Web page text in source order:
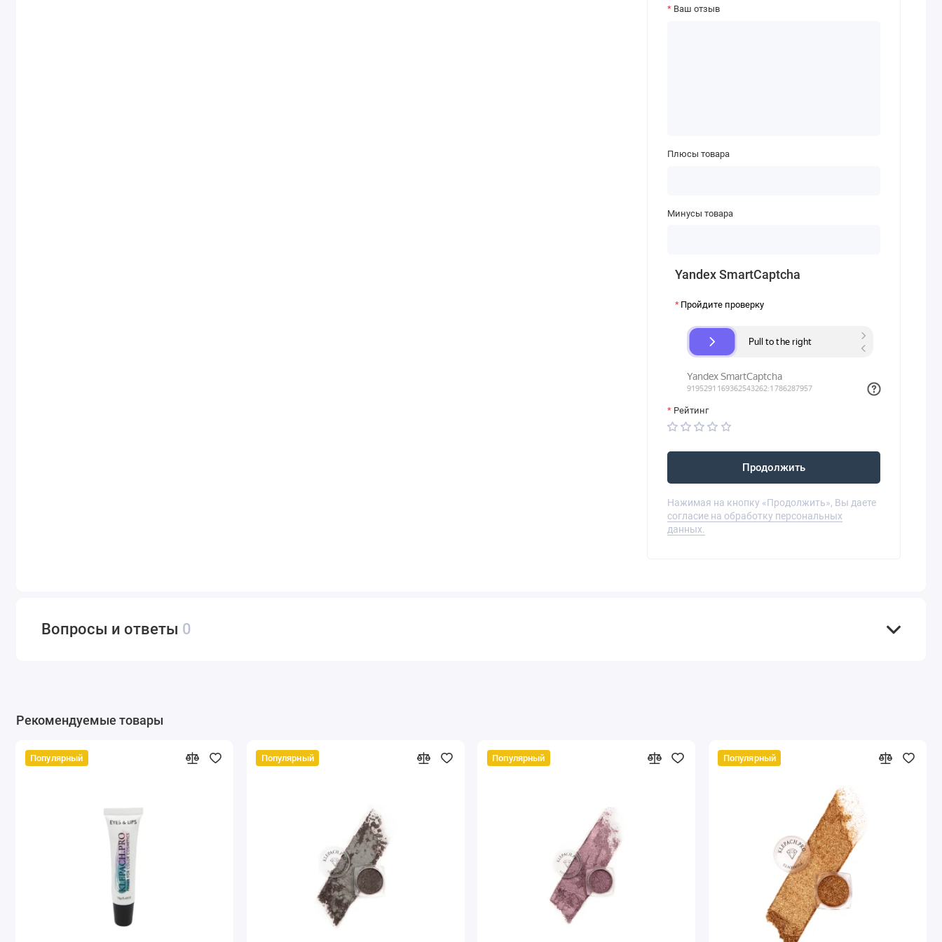
Ваш отзыв
Плюсы товара
Минусы товара
Yandex SmartCaptcha
Пройдите проверку
Рейтинг
Продолжить
Нажимая на кнопку «Продолжить», Вы даете
согласие на обработку персональных
данных.
Вопросы и ответы 0
Рекомендуемые товары
Популярный Популярный Популярный Популярный